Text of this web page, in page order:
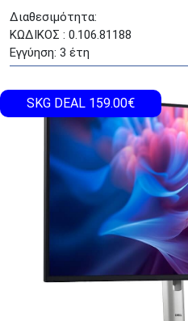
Διαθεσιμότητα:
ΚΩΔΙΚΟΣ : 0.106.81188
Εγγύηση: 3 έτη
SKG DEAL 159.00€